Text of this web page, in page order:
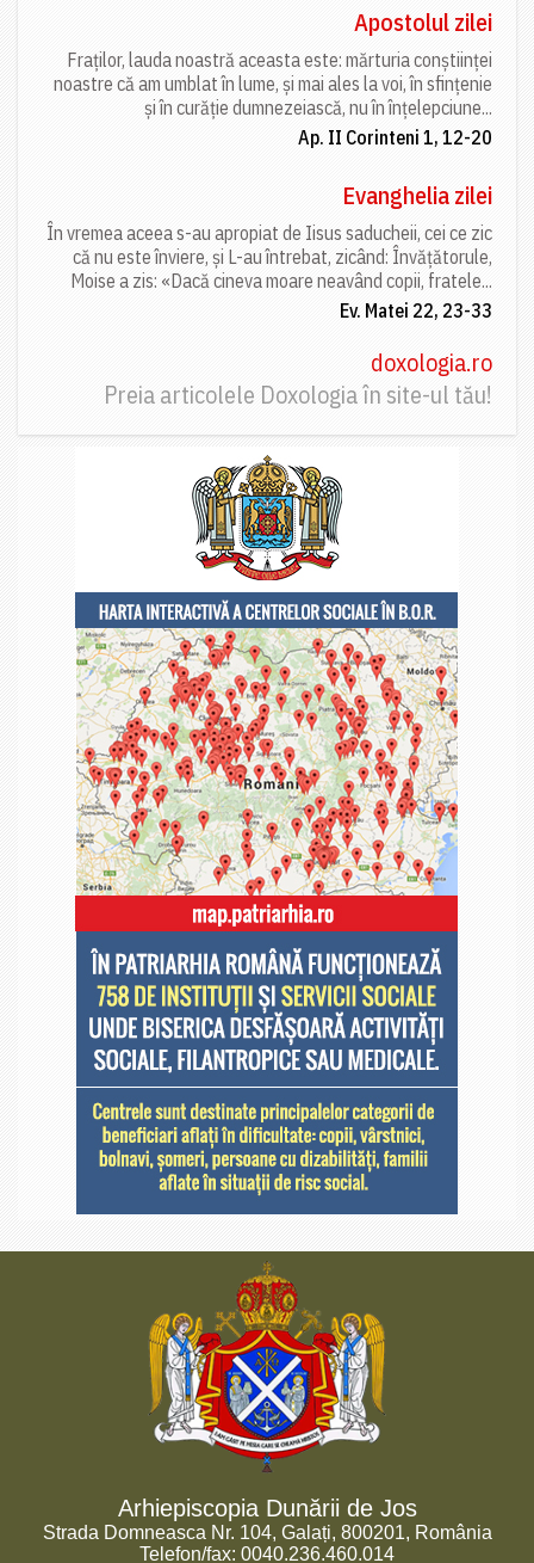
Apostolul zilei
Fraților, lauda noastră aceasta este: mărturia conștiinței
noastre că am umblat în lume, și mai ales la voi, în sfințenie
și în curăție dumnezeiască, nu în înțelepciune...
Ap. II Corinteni 1, 12-20
Evanghelia zilei
În vremea aceea s-au apropiat de Iisus saducheii, cei ce zic
că nu este înviere, și L-au întrebat, zicând: Învățătorule,
Moise a zis: «Dacă cineva moare neavând copii, fratele...
Ev. Matei 22, 23-33
doxologia.ro
Preia articolele Doxologia în site-ul tău!
Arhiepiscopia Dunării de Jos
Strada Domneasca Nr. 104, Galați, 800201, România
Telefon/fax: 0040.236.460.014